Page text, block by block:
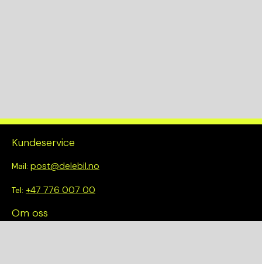
Kundeservice
Mail: post@delebil.no
Tel: +47 776 007 00
Om oss